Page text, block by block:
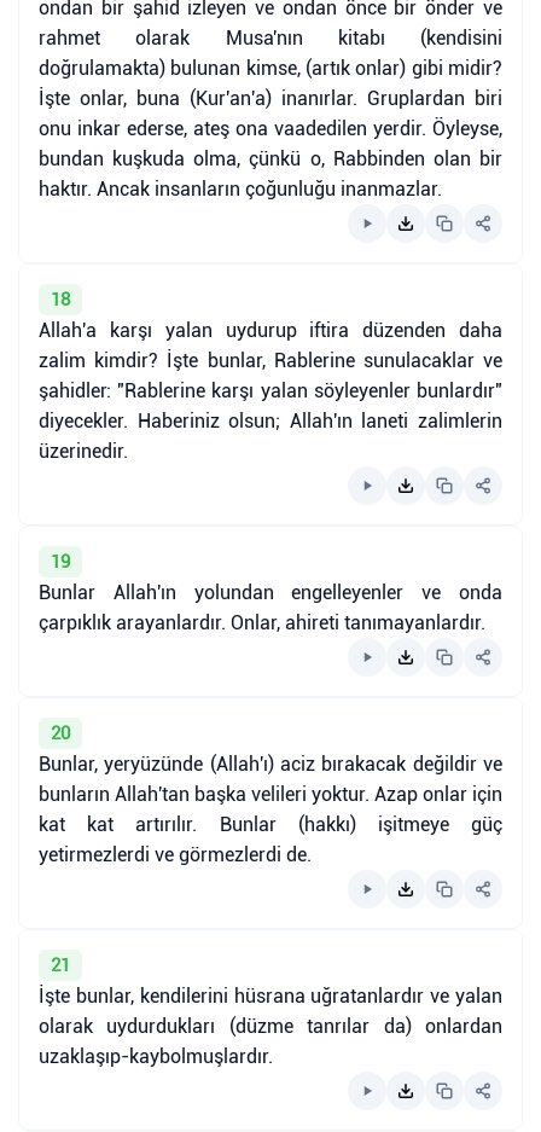
ondan bir şahid izleyen ve ondan önce bir önder ve
rahmet olarak Musa'nın kitabı (kendisini
doğrulamakta) bulunan kimse, (artık onlar) gibi midir?
İşte onlar, buna (Kur'an'a) inanırlar. Gruplardan biri
onu inkar ederse, ateş ona vaadedilen yerdir. Öyleyse,
bundan kuşkuda olma, çünkü o, Rabbinden olan bir
haktır. Ancak insanların çoğunluğu inanmazlar.
18
Allah'a karşı yalan uydurup iftira düzenden daha
zalim kimdir? İşte bunlar, Rablerine sunulacaklar ve
şahidler: "Rablerine karşı yalan söyleyenler bunlardır"
diyecekler. Haberiniz olsun; Allah'ın laneti zalimlerin
üzerinedir.
19
Bunlar Allah'ın yolundan engelleyenler ve onda
çarpıklık arayanlardır. Onlar, ahireti tanımayanlardır.
20
Bunlar, yeryüzünde (Allah'ı) aciz bırakacak değildir ve
bunların Allah'tan başka velileri yoktur. Azap onlar için
kat kat artırılır. Bunlar (hakkı) işitmeye güç
yetirmezlerdi ve görmezlerdi de.
21
İşte bunlar, kendilerini hüsrana uğratanlardır ve yalan
olarak uydurdukları (düzme tanrılar da) onlardan
uzaklaşıp-kaybolmuşlardır.